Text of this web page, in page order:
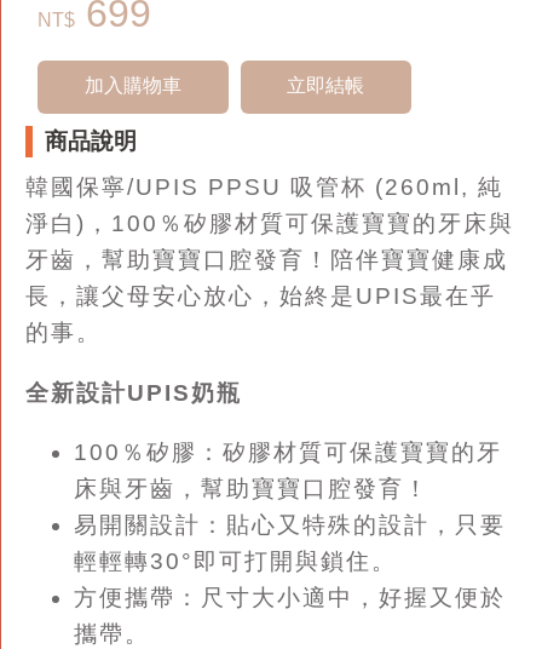
NT$ 699
加入購物車 立即結帳
商品說明
韓國保寧/UPIS PPSU 吸管杯 (260ml, 純
淨白)，100％矽膠材質可保護寶寶的牙床與
牙齒，幫助寶寶口腔發育！陪伴寶寶健康成
長，讓父母安心放心，始終是UPIS最在乎
的事。
全新設計UPIS奶瓶
100％矽膠：矽膠材質可保護寶寶的牙
床與牙齒，幫助寶寶口腔發育！
易開關設計：貼心又特殊的設計，只要
輕輕轉30°即可打開與鎖住。
方便攜帶：尺寸大小適中，好握又便於
攜帶。